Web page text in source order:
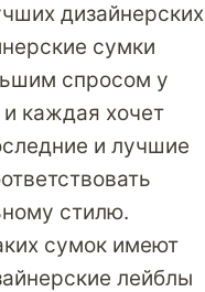
дизайнерских
сумки
спросом у
каждая хочет
и лучшие
стилю.
сумок имеют
лейблы